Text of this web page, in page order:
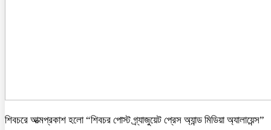
শিবচরে আত্মপ্রকাশ হলো “শিবচর পোস্ট গ্র্যাজুয়েট প্রেস অ্যান্ড মিডিয়া অ্যালায়েন্স”